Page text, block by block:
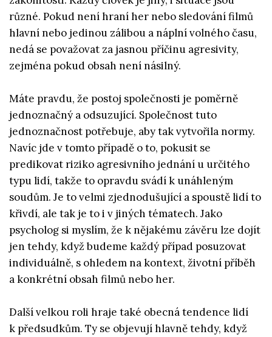
různé. Pokud není hraní her nebo sledování filmů
hlavní nebo jedinou zálibou a náplní volného času,
nedá se považovat za jasnou příčinu agresivity,
zejména pokud obsah není násilný.
Máte pravdu, že postoj společnosti je poměrně
jednoznačný a odsuzující. Společnost tuto
jednoznačnost potřebuje, aby tak vytvořila normy.
Navíc jde v tomto případě o to, pokusit se
predikovat riziko agresivního jednání u určitého
typu lidí, takže to opravdu svádí k unáhleným
soudům. Je to velmi zjednodušující a spoustě lidí to
křivdí, ale tak je to i v jiných tématech. Jako
psycholog si myslím, že k nějakému závěru lze dojít
jen tehdy, když budeme každý případ posuzovat
individuálně, s ohledem na kontext, životní příběh
a konkrétní obsah filmů nebo her.
Další velkou roli hraje také obecná tendence lidí
k předsudkům. Ty se objevují hlavně tehdy, když